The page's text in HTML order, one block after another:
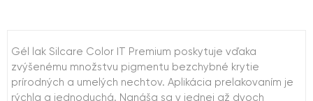
Gél lak Silcare Color IT Premium poskytuje vďaka
zvýšenému množstvu pigmentu bezchybné krytie
prírodných a umelých nechtov. Aplikácia prelakovaním je
rýchla a jednoduchá. Nanáša sa v jednej až dvoch